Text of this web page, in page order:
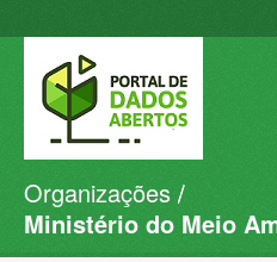
Conjuntos de dados
Organizações
Organizações
Ministério do Meio